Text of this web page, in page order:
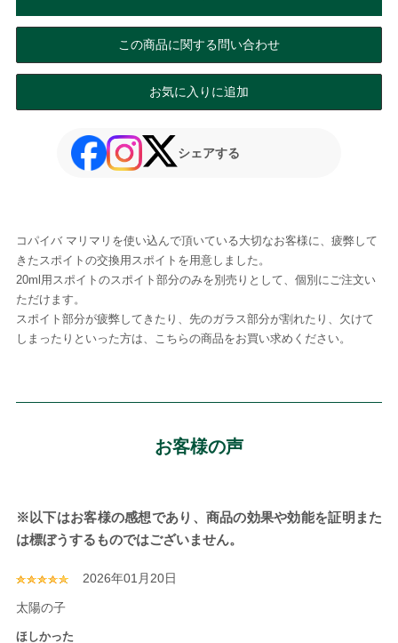
この商品に関する問い合わせ
お気に入りに追加
シェアする
コパイバ マリマリを使い込んで頂いている大切なお客様に、疲弊して
きたスポイトの交換用スポイトを用意しました。
20ml用スポイトのスポイト部分のみを別売りとして、個別にご注文い
ただけます。
スポイト部分が疲弊してきたり、先のガラス部分が割れたり、欠けて
しまったりといった方は、こちらの商品をお買い求めください。
お客様の声
※以下はお客様の感想であり、商品の効果や効能を証明また
は標ぼうするものではございません。
2026年01月20日
太陽の子
ほしかった